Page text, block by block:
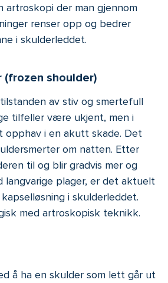
artroskopi der man gjennom
renser opp og bedrer
i skulderleddet.
(frozen shoulder)
av stiv og smertefull
tilfeller være ukjent, men i
opphav i en akutt skade. Det
om natten. Etter
til og blir gradvis mer og
langvarige plager, er det aktuelt
i skulderleddet.
med artroskopisk teknikk.
å ha en skulder som lett går ut